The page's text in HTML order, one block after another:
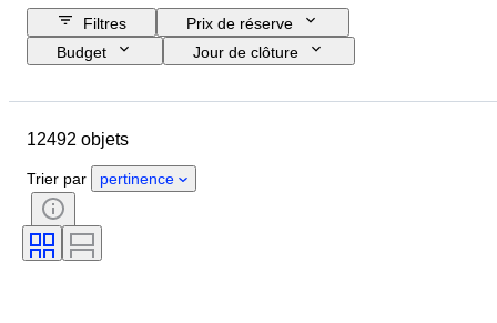
Filtres
Prix de réserve
Budget
Jour de clôture
Longueur du bracelet de montre
Pays d’origine
Genre
État
Certificat
Langue
12492 objets
Trier par pertinence